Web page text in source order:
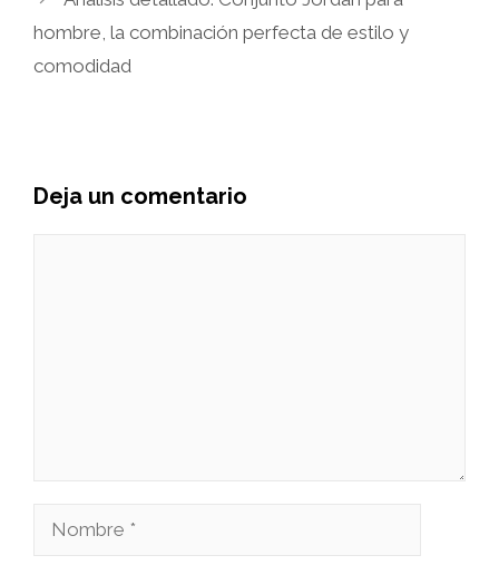
hombre, la combinación perfecta de estilo y
comodidad
Deja un comentario
Nombre